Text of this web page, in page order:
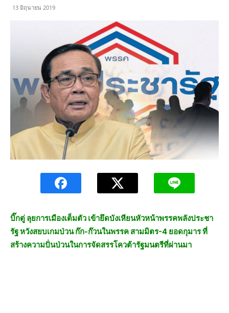
13 มิถุนายน 2019
บิ๊กตู่ ลุยการเมืองเต็มตัว เข้ายึดบังเหียนหัวหน้าพรรคพลังประชา
รัฐ หวังสยบเกมป่วน ก๊ก-ก๊วนในพรรค สามมิตร-4 ยอดกุมาร ที่
สร้างความปั่นป่วนในการจัดสรรโควต้ารัฐมนตรีที่ผ่านมา